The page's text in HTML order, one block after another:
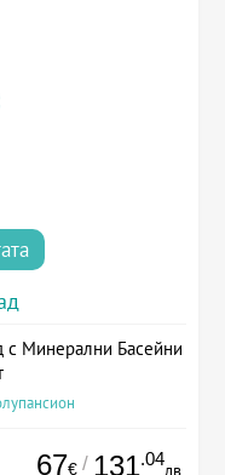
с Минерални Басейни
67€ / 131.04
лв.